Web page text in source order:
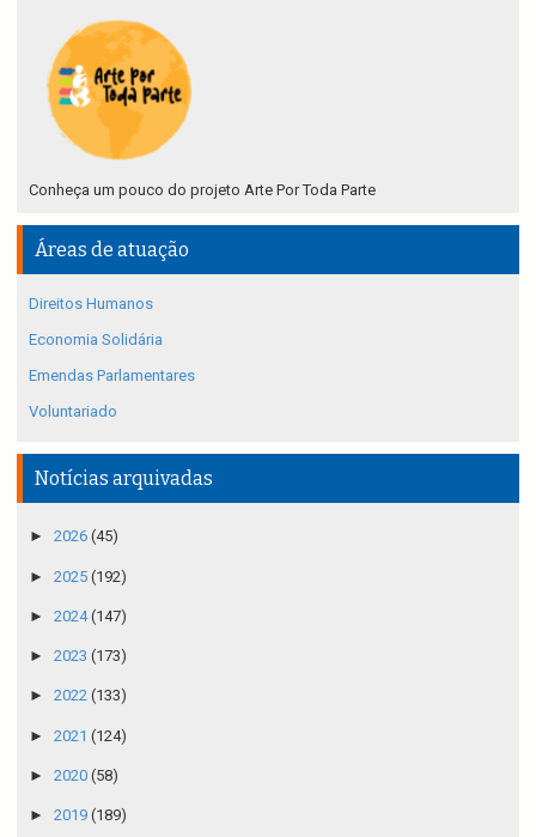
Conheça um pouco do projeto Arte Por Toda Parte
Áreas de atuação
Direitos Humanos
Economia Solidária
Emendas Parlamentares
Voluntariado
Notícias arquivadas
► 2026 (45)
► 2025 (192)
► 2024(147)
► 2023 (173)
► 2022 (133)
► 2021 (124)
► 2020 (58)
► 2019 (189)